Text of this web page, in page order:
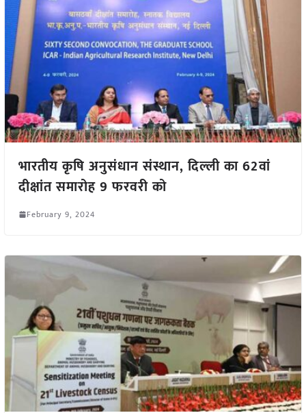
भारतीय कृषि अनुसंधान संस्थान, दिल्ली का 62वां
दीक्षांत समारोह 9 फरवरी को
February 9, 2024